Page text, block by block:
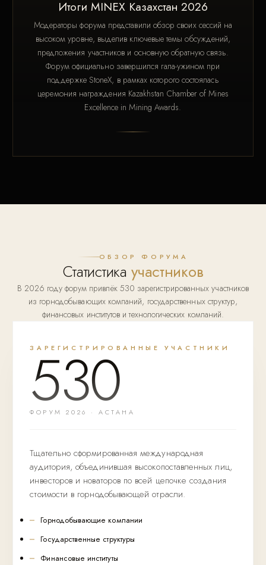
Итоги MINEX Казахстан 2026
Модераторы форума представили обзор своих сессий на
высоком уровне, выделив ключевые темы обсуждений,
предложения участников и основную обратную связь.
Форум официально завершился гала-ужином при
поддержке StoneX, в рамках которого состоялась
церемония награждения Kazakhstan Chamber of Mines
Excellence in Mining Awards.
ОБЗОР ФОРУМА
Статистикаучастников
В 2026 году форум привлёк 530 зарегистрированных участников
из горнодобывающих компаний, государственных структур,
финансовых институтов и технологических компаний.
ЗАРЕГИСТРИРОВАННЫЕ УЧАСТНИКИ
530
ФОРУМ 2026 · АСТАНА
Тщательно сформированная международная
аудитория, объединившая высокопоставленных лиц,
инвесторов и новаторов по всей цепочке создания
стоимости в горнодобывающей отрасли.
Горнодобывающие компании
Государственные структуры
Финансовые институты